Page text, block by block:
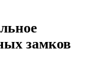
замков